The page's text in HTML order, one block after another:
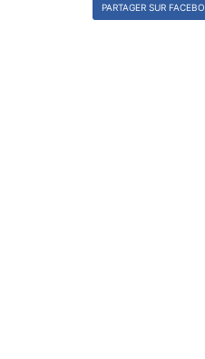
PARTAGER SUR